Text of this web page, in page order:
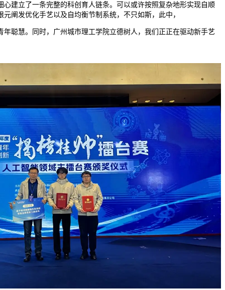
心建立了一条完整的科创育人链条。可以或许按照复杂地形实现自顺
阐发优化手艺以及自均衡节制系统，不只如斯，此中，
慧。同时，广州城市理工学院立德树人，我们正正在驱动新手艺